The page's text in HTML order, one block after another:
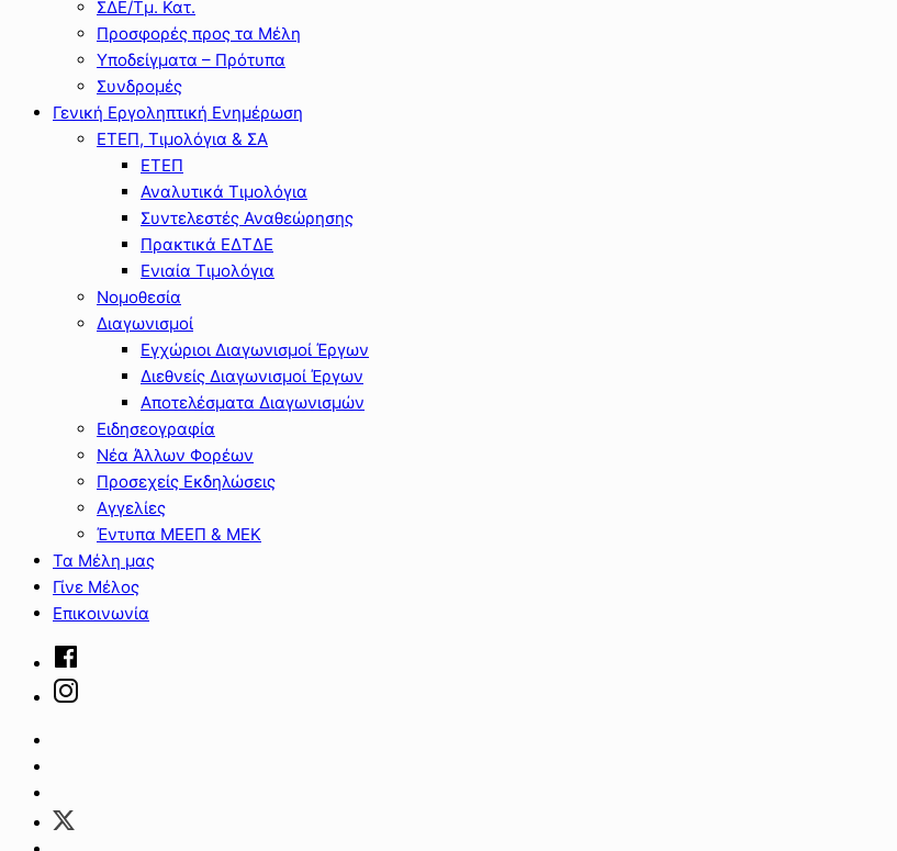
ΣΔΕ/Τμ. Κατ.
Προσφορές προς τα Μέλη
Υποδείγματα – Πρότυπα
Συνδρομές
Γενική Εργοληπτική Ενημέρωση
ΕΤΕΠ, Τιμολόγια & ΣΑ
ΕΤΕΠ
Αναλυτικά Τιμολόγια
Συντελεστές Αναθεώρησης
Πρακτικά ΕΔΤΔΕ
Ενιαία Τιμολόγια
Νομοθεσία
Διαγωνισμοί
Εγχώριοι Διαγωνισμοί Έργων
Διεθνείς Διαγωνισμοί Έργων
Αποτελέσματα Διαγωνισμών
Ειδησεογραφία
Νέα Άλλων Φορέων
Προσεχείς Εκδηλώσεις
Αγγελίες
Έντυπα ΜΕΕΠ & ΜΕΚ
Τα Μέλη μας
Γίνε Μέλος
Επικοινωνία